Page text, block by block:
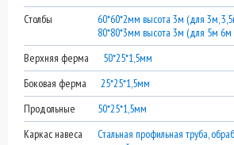
Столбы
60*60*2мм высота 3м (для 3м,
80*80*3мм высота 3м (для 5м
Верхняя ферма
50*25*1,5мм
Боковая ферма
25*25*1,5мм
Продольные
50*25*1,5мм
Каркас навеса
Стальная профильная труба,